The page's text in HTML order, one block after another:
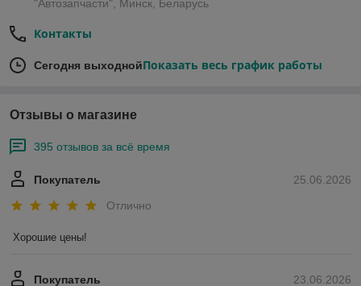
"Автозапчасти", Минск, Беларусь
Контакты
Сегодня выходнойПоказать весь график работы
Отзывы о магазине
395 отзывов за всё время
25.06.2026
Покупатель
Отлично
Хорошие цены!
23.06.2026
Покупатель